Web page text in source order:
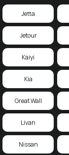
Jetta
Jetour
Kaiyi
Kia
Great Wall
Livan
Nissan